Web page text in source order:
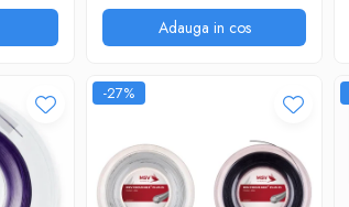
Adauga in cos
-27%